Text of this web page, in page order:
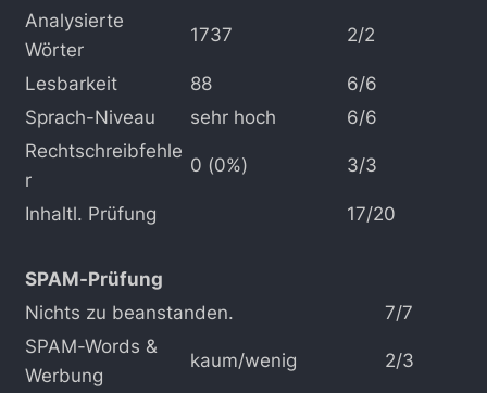
Analysierte
Wörter
1737 2/2
Lesbarkeit 88
6/6
Sprach-Niveau
sehr hoch
6/6
Rechtschreibfehle
r
0 (0%) 3/3
Inhaltl. Prüfung 17/20
SPAM-Prüfung
Nichts zu beanstanden.
7/7
SPAM-Words &
Werbung
kaum/wenig 2/3